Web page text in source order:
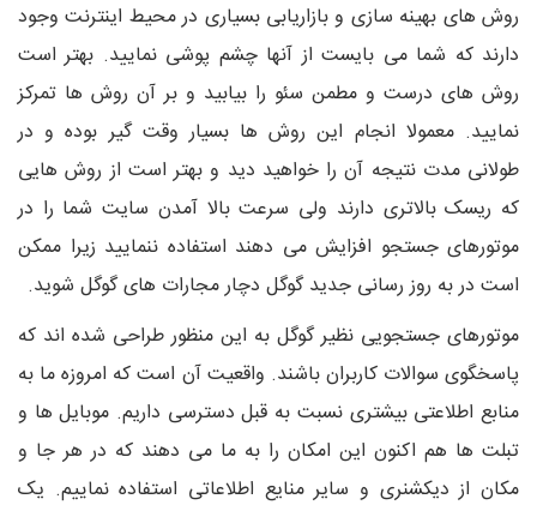
روش های بهینه سازی و بازاریابی بسیاری در محیط اینترنت وجود
دارند که شما می بایست از آنها چشم پوشی نمایید. بهتر است
روش های درست و مطمن سئو را بیابید و بر آن روش ها تمرکز
نمایید. معمولا انجام این روش ها بسیار وقت گیر بوده و در
طولانی مدت نتیجه آن را خواهید دید و بهتر است از روش هایی
که ریسک بالاتری دارند ولی سرعت بالا آمدن سایت شما را در
موتورهای جستجو افزایش می دهند استفاده ننمایید زیرا ممکن
است در به روز رسانی جدید گوگل دچار مجارات های گوگل شوید.
موتورهای جستجویی نظیر گوگل به این منظور طراحی شده اند که
پاسخگوی سوالات کاربران باشند. واقعیت آن است که امروزه ما به
منابع اطلاعتی بیشتری نسبت به قبل دسترسی داریم. موبایل ها و
تبلت ها هم اکنون این امکان را به ما می دهند که در هر جا و
مکان از دیکشنری و سایر منایع اطلاعاتی استفاده نماییم. یک